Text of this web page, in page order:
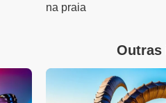
na praia
Outras